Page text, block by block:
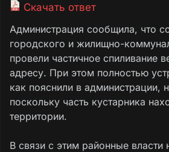
Скачать ответ
Администрация сообщила, что
городского и жилищно-
провели частичное спиливание
адресу. При этом полностью
как пояснили в администрации,
поскольку часть кустарника
территории.
В связи с этим районные власти